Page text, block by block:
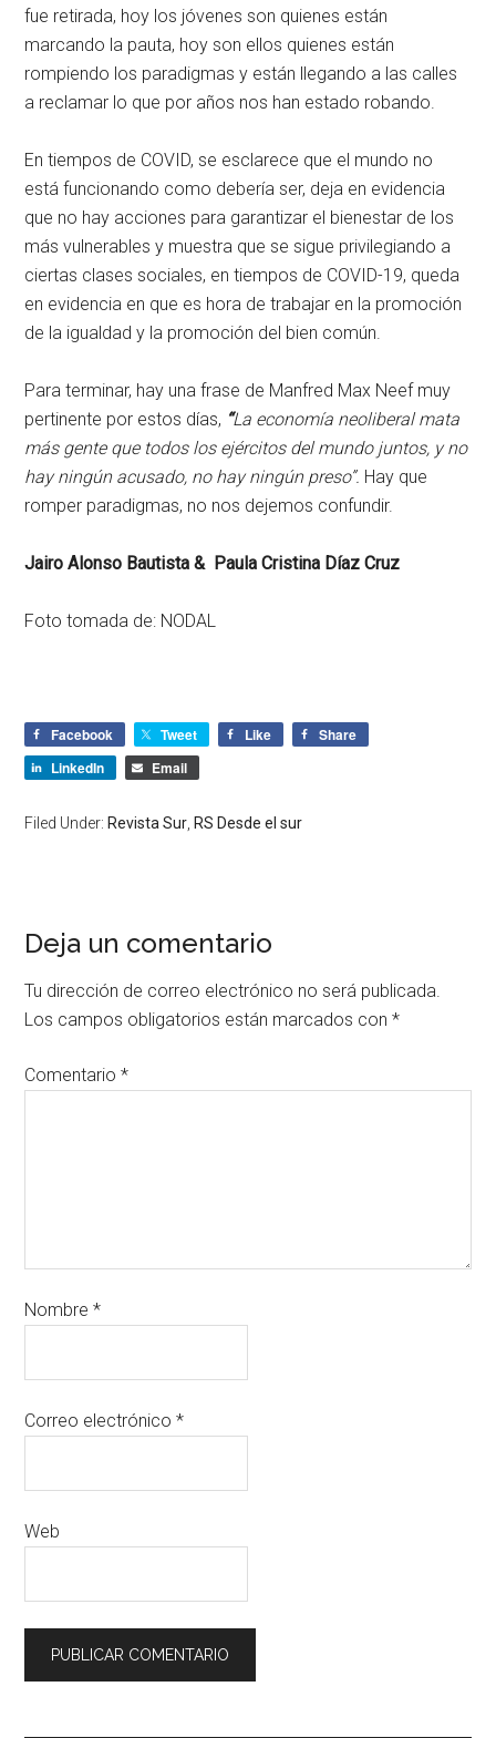
fue retirada, hoy los jóvenes son quienes están
marcando la pauta, hoy son ellos quienes están
rompiendo los paradigmas y están llegando a las calles
a reclamar lo que por años nos han estado robando.
En tiempos de COVID, se esclarece que el mundo no
está funcionando como debería ser, deja en evidencia
que no hay acciones para garantizar el bienestar de los
más vulnerables y muestra que se sigue privilegiando a
ciertas clases sociales, en tiempos de COVID-19, queda
en evidencia en que es hora de trabajar en la promoción
de la igualdad y la promoción del bien común.
Para terminar, hay una frase de Manfred Max Neef muy
pertinente por estos días, “La economía neoliberal mata
más gente que todos los ejércitos del mundo juntos, y no
hay ningún acusado, no hay ningún preso”. Hay que
romper paradigmas, no nos dejemos confundir.
Jairo Alonso Bautista & Paula Cristina Díaz Cruz
Foto tomada de: NODAL
Facebook Tweet Like
Share
LinkedIn
Email
Filed Under: Revista Sur, RS Desde el sur
Deja un comentario
Tu dirección de correo electrónico no será publicada.
Los campos obligatorios están marcados con*
Comentario*
Nombre*
Correo electrónico*
Web